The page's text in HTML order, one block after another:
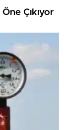
Çıkıyor